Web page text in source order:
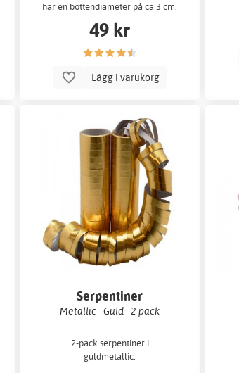
har en bottendiameter på ca 3 cm.
Perfekta för små bakverk
49 kr
Lägg i varukorg
Serpentiner
Metallic - Guld - 2-pack
2-pack serpentiner i
guldmetallic.